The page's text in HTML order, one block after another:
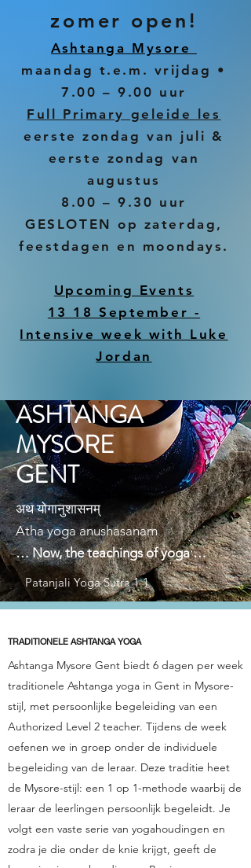
zomer open!
Ashtanga Mysore
maandag t.e.m. vrijdag •
7.00 – 9.00 uur
Full Primary geleide les
eerste zondag van juli &
eerste zondag van
augustus
8.00 – 9.30 uur
GESLOTEN op zaterdag,
feestdagen en moondays.
Upcoming Events
13 18 September -
Intensive week with Luke
Jordan
ASHTANGA
MYSORE
GENT
अथ योगानुशासनम्
Atha yoga anushasanam
… Now, the teachings of yoga …
Patanjali Yoga Sutra 1.1
Ashtanga Mysore Gent biedt 6 dagen per week
traditionele Ashtanga yoga in Gent in Mysore-
stijl, met persoonlijke begeleiding van een
Authorized Level 2 teacher. Tijdens de week
oefenen we in groep onder de individuele
begeleiding van de leraar. Deze traditie heet
de Mysore-stijl: een 1 op 1-methode waarbij de
leraar de leerlingen persoonlijk begeleidt. Je
volgt een vaste serie van yogahoudingen en
zodra je die onder de knie krijgt, geeft de
TRADITIONELE ASHTANGA YOGA